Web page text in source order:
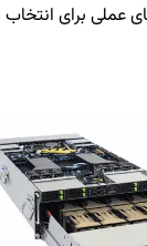
عملی برای